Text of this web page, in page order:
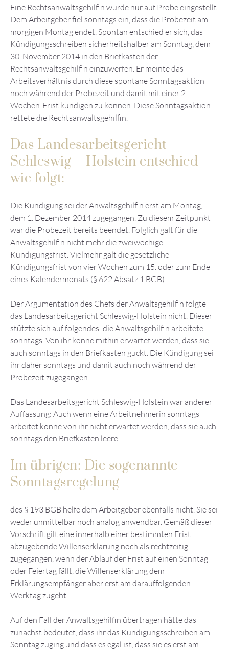
Eine Rechtsanwaltsgehilfin wurde nur auf Probe eingestellt.
Dem Arbeitgeber fiel sonntags ein, dass die Probezeit am
morgigen Montag endet. Spontan entschied er sich, das
Kündigungsschreiben sicherheitshalber am Sonntag, dem
30. November 2014 in den Briefkasten der
Rechtsanwaltsgehilfin einzuwerfen. Er meinte das
Arbeitsverhältnis durch diese spontane Sonntagsaktion
noch während der Probezeit und damit mit einer 2-
Wochen-Frist kündigen zu können. Diese Sonntagsaktion
rettete die Rechtsanwaltsgehilfin.
Das Landesarbeitsgericht
Schleswig – Holstein entschied
wie folgt:
Die Kündigung sei der Anwaltsgehilfin erst am Montag,
dem 1. Dezember 2014 zugegangen. Zu diesem Zeitpunkt
war die Probezeit bereits beendet. Folglich galt für die
Anwaltsgehilfin nicht mehr die zweiwöchige
Kündigungsfrist. Vielmehr galt die gesetzliche
Kündigungsfrist von vier Wochen zum 15. oder zum Ende
eines Kalendermonats (§ 622 Absatz 1 BGB).
Der Argumentation des Chefs der Anwaltsgehilfin folgte
das Landesarbeitsgericht Schleswig-Holstein nicht. Dieser
stützte sich auf folgendes: die Anwaltsgehilfin arbeitete
sonntags. Von ihr könne mithin erwartet werden, dass sie
auch sonntags in den Briefkasten guckt. Die Kündigung sei
ihr daher sonntags und damit auch noch während der
Probezeit zugegangen.
Das Landesarbeitsgericht Schleswig-Holstein war anderer
Auffassung: Auch wenn eine Arbeitnehmerin sonntags
arbeitet könne von ihr nicht erwartet werden, dass sie auch
sonntags den Briefkasten leere.
Im übrigen: Die sogenannte
Sonntagsregelung
des § 193 BGB helfe dem Arbeitgeber ebenfalls nicht. Sie sei
weder unmittelbar noch analog anwendbar. Gemäß dieser
Vorschrift gilt eine innerhalb einer bestimmten Frist
abzugebende Willenserklärung noch als rechtzeitig
zugegangen, wenn der Ablauf der Frist auf einen Sonntag
oder Feiertag fällt, die Willenserklärung dem
Erklärungsempfänger aber erst am darauffolgenden
Werktag zugeht.
Auf den Fall der Anwaltsgehilfin übertragen hätte das
zunächst bedeutet, dass ihr das Kündigungsschreiben am
Sonntag zuging und dass es egal ist, dass sie es erst am